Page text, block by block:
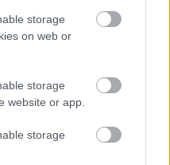
storage
on web or
storage
website or app.
storage
az Európai Bizottság
amely igen
jövőjéről.
(MKI) a jelentést